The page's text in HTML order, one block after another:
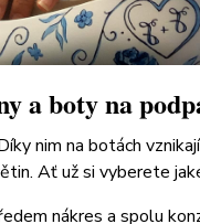
a boty na
nim na botách
Ať už si vyberete
nákres a spolu